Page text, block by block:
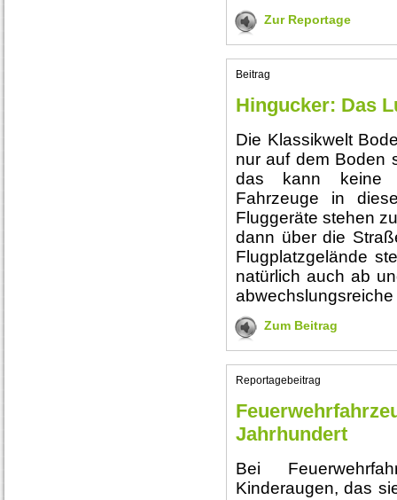
Zur Reportage
Beitrag
Hingucker: Das
Die Klassikwelt
nur auf dem Boden
das kann keine
Fahrzeuge in
Fluggeräte stehen
dann über die
Flugplatzgelände
natürlich auch ab
Zum Beitrag
Reportagebeitrag
Jahrhundert
Bei
Kinderaugen, das